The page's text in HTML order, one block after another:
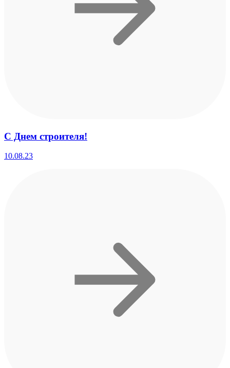
С Днем строителя!
10.08.23